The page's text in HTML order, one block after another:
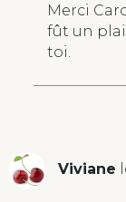
Merci
fût un
toi.
Viviane